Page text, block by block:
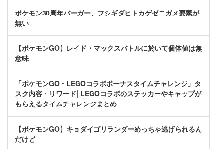
ポケモン30周年バーガー、フシギダヒトカゲゼニガメ要素が
無い
【ポケモンGO】レイド・マックスバトルに於いて個体値は無
意味
「ポケモンGO・LEGOコラボボーナスタイムチャレンジ」タ
スク内容・リワード│LEGOコラボのステッカーやキャップが
もらえるタイムチャレンジまとめ
【ポケモンGO】キョダイゴリランダーめっちゃ逃げられるん
だけど